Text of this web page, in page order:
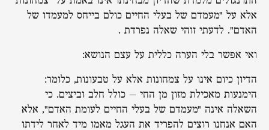
אלא על "מעמדם של בעלי החיים כולם בייחס למעמדו של
האדם". לדעתי זוהי שאלה נפרדת .
ואי אפשר בלי הערה כללית על עצם הנושא:
הדיון כיום אינו על צמחונות אלא על טבעונות, כלומר:
הימנעות מאכילת מזון מן החי – כולל חלב וביצים. כי
השאלה אינה "מעמדם של בעלי החיים לעומת האדם", אלא
האם אנחנו רוצים להפריד את העגל מאמו מיד לאחר לידתו